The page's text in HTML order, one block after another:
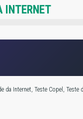
INTERNET
da Internet, Teste Copel, Teste